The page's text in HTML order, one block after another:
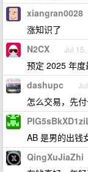
xiangran0028
涨知识了
N2CX Jul 15,
预定 2025 年
dashupc
怎么交易，先付
AB 是男的出钱
QingXuJiaZhi